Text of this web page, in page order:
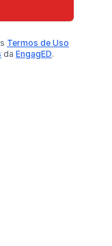
Termos de Uso
da EngagED.